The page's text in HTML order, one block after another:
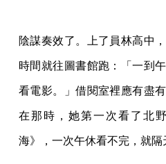
陰謀奏效了。上了員林高中
時間就往圖書館跑：「一到
看電影。」借閱室裡應有盡
在那時，她第一次看了北
海》，一次午休看不完，就隔